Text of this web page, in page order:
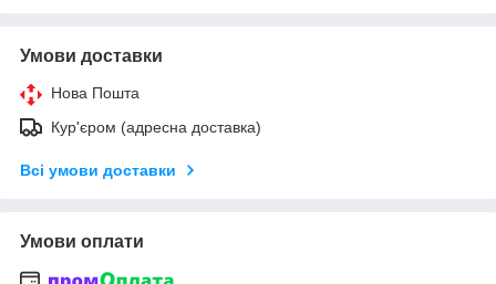
Умови доставки
Нова Пошта
Кур'єром (адресна доставка)
Всі умови доставки
Умови оплати